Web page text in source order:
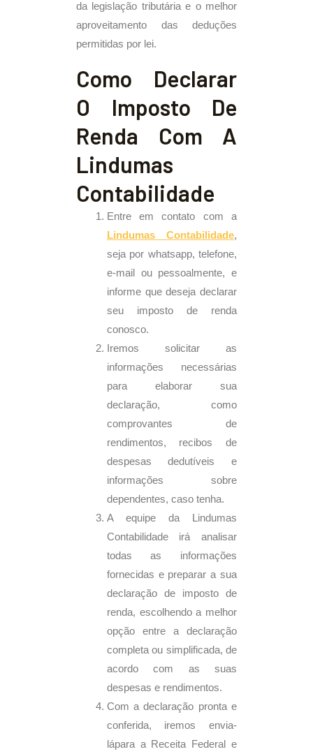
da legislação tributária e o melhor
aproveitamento das deduções
permitidas por lei.
Como Declarar
O Imposto De
Renda Com A
Lindumas
Contabilidade
Entre em contato com a
LindumasContabilidade,
seja por whatsapp, telefone,
e-mail ou pessoalmente, e
informe que deseja declarar
seu imposto de renda
conosco.
Iremos solicitar as
informações necessárias
para elaborar sua
declaração, como
comprovantes de
rendimentos, recibos de
despesas dedutíveis e
informações sobre
dependentes, caso tenha.
A equipe da Lindumas
Contabilidade irá analisar
todas as informações
fornecidas e preparar a sua
declaração de imposto de
renda, escolhendo a melhor
opção entre a declaração
completa ou simplificada, de
acordo com as suas
despesas e rendimentos.
Com a declaração pronta e
conferida, iremos envia-
lápara a Receita Federal e